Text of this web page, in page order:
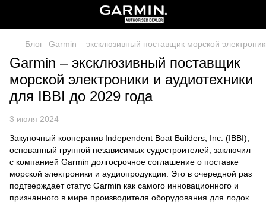
Блог Garmin – эксклюзивный поставщик морской
Garmin – эксклюзивный поставщик
морской электроники и аудиотехники
для IBBI до 2029 года
3 июля 2024
Закупочный кооператив Independent Boat Builders, Inc. (IBBI),
основанный группой независимых судостроителей, заключил
с компанией Garmin долгосрочное соглашение о поставке
морской электроники и аудиопродукции. Это в очередной раз
подтверждает статус Garmin как самого инновационного и
признанного в мире производителя оборудования для лодок.